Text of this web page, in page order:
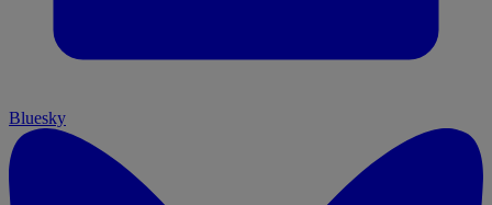
Bluesky